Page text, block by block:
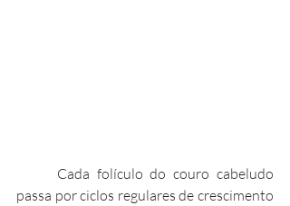
passa por ciclos regulares de crescimento